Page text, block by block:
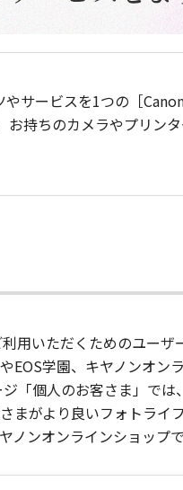
サービスを1つの［
持ちのカメラやプリン
用いただくためのユー
EOS学園、キヤノンオ
「個人のお客さま」で
まがより良いフォトラ
ンオンラインショップ